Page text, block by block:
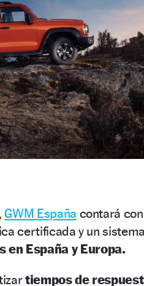
GWM España contará
certificada y un
en España y Europa.
tiempos de